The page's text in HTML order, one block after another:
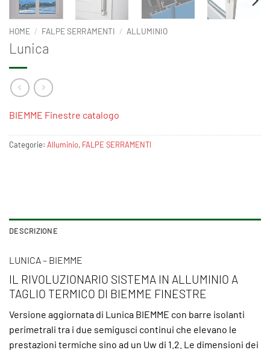
HOME / FALPE SERRAMENTI / ALLUMINIO
Lunica
BIEMME Finestre catalogo
Categorie: Alluminio, FALPE SERRAMENTI
DESCRIZIONE
LUNICA – BIEMME
IL RIVOLUZIONARIO SISTEMA IN ALLUMINIO A
TAGLIO TERMICO DI BIEMME FINESTRE
Versione aggiornata di Lunica BIEMME con barre isolanti
perimetrali tra i due semigusci continui che elevano le
prestazioni termiche sino ad un Uw di 1.2. Le dimensioni dei